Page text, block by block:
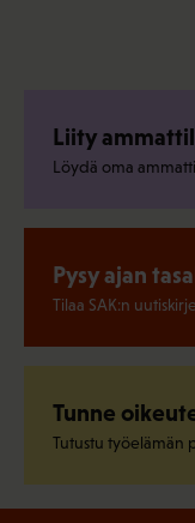
Liity
Löydä oma
Pysy ajan
Tilaa SAK:n
Tunne
Tutustu työelämän